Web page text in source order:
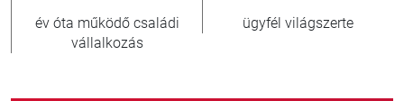
ügyfél világszerte új ügyfél/év